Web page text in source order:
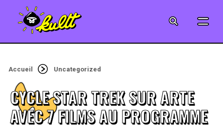
MUSIQUE
Accueil Uncategorized
CYCLE STAR TREK SUR ARTE
AVEC 7 FILMS AU PROGRAMME